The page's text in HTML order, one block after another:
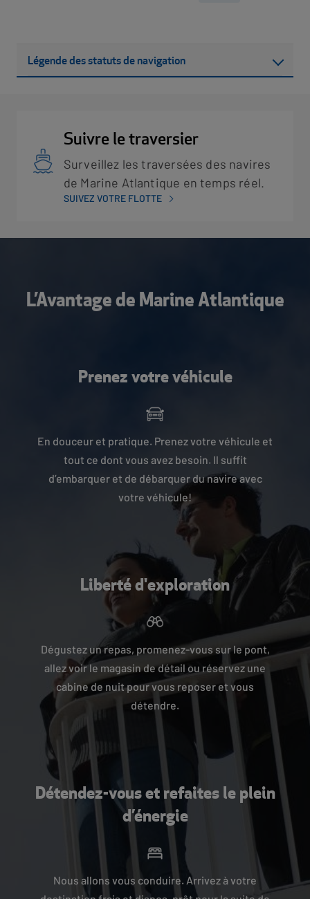
Légende des statuts de navigation
Suivre le traversier
Surveillez les traversées des navires
de Marine Atlantique en temps réel.
SUIVEZ VOTRE FLOTTE
L’Avantage de Marine Atlantique
Prenez votre véhicule
En douceur et pratique. Prenez votre véhicule et
tout ce dont vous avez besoin. Il suffit
d’embarquer et de débarquer du navire avec
votre véhicule!
Liberté d'exploration
Dégustez un repas, promenez-vous sur le pont,
allez voir le magasin de détail ou réservez une
cabine de nuit pour vous reposer et vous
détendre.
Détendez-vous et refaites le plein
d’énergie
Nous allons vous conduire. Arrivez à votre